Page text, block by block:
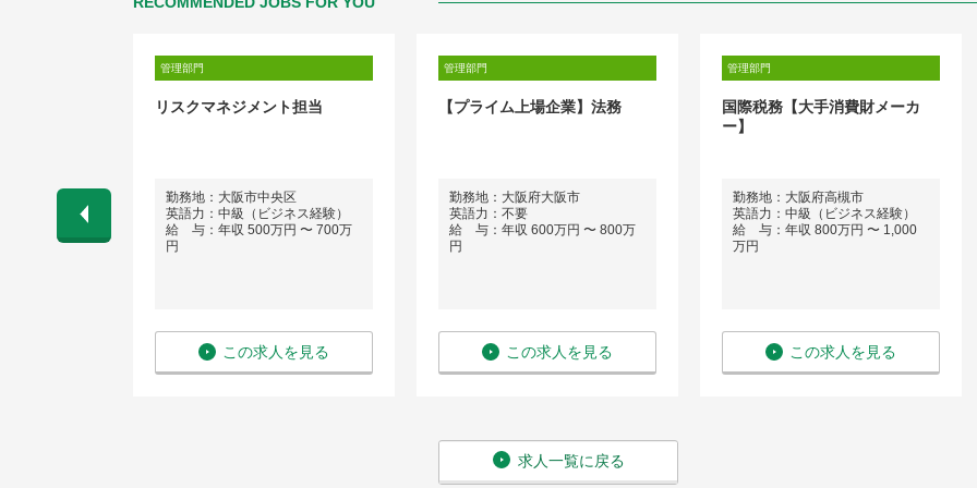
管理部門
リスクマネジメント担当
勤務地：大阪市中央区
英語力：中級（ビジネス経験）
給 与：年収 500万円 〜 700万
円
この求人を見る
管理部門
【プライム上場企業】法務
勤務地：大阪府大阪市
英語力：不要
給 与：年収 600万円 〜 800万
円
この求人を見る
管理部門
国際税務【大手消費財メーカ
ー】
勤務地：大阪府高槻市
英語力：中級（ビジネス経験）
給 与：年収 800万円 〜 1,000
万円
この求人を見る
求人一覧に戻る